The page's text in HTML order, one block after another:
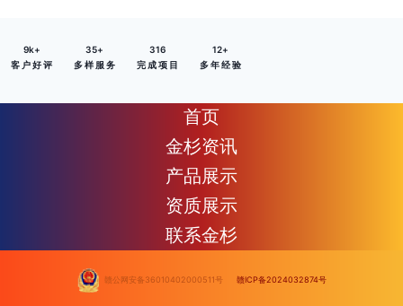
客 户 好 评
9k+
多 样 服 务
35+
完 成 项 目
316
多 年 经 验
12+
首页
金杉资讯
产品展示
资质展示
联系金杉
赣公网安备36010402000511号 赣ICP备2024032874号